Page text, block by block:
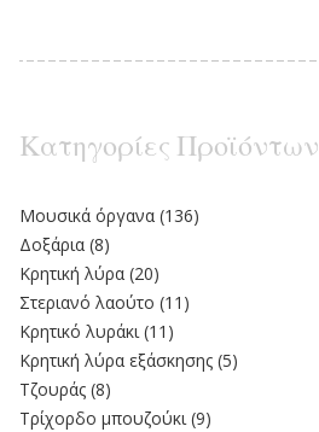
Κατηγορίες Προϊόντων
Moυσικά όργανα (136)
Δοξάρια (8)
Κρητική λύρα (20)
Στεριανό λαούτο (11)
Kρητικό λυράκι (11)
Κρητική λύρα εξάσκησης (5)
Τζουράς (8)
Τρίχορδο μπουζούκι (9)